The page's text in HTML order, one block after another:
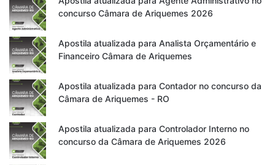
concurso Câmara de Ariquemes 2026
Apostila atualizada para Analista Orçamentário e
Financeiro Câmara de Ariquemes
Apostila atualizada para Contador no concurso da
Câmara de Ariquemes - RO
Apostila atualizada para Controlador Interno no
concurso da Câmara de Ariquemes 2026